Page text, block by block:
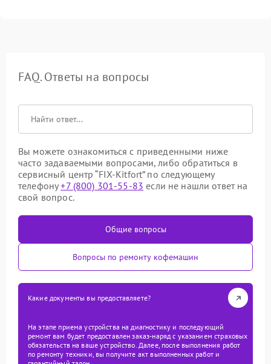
FAQ. Ответы на вопросы
Вы можете ознакомиться с приведенными ниже
часто задаваемыми вопросами, либо обратиться в
сервисный центр “FIX-Kitfort” по следующему
телефону+7 (800) 301-55-83 если не нашли ответ на
свой вопрос.
Общие вопросы
Вопросы по ремонту кофемашин
Какие документы вы предоставляете?
На этапе приема устройства на диагностику и последующий
ремонт вам будет предоставлен заказ-наряд с указанием страховых
обязательств на ваше устройство. Далее, после выполнения работ
по ремонту техники, вы получите акт выполненных работ и